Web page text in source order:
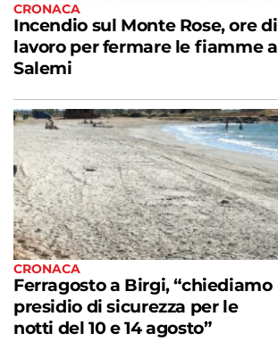
CRONACA
Incendio sul Monte Rose, ore di
lavoro per fermare le fiamme a
Salemi
CRONACA
Ferragosto a Birgi, “chiediamo
presidio di sicurezza per le
notti del 10 e 14 agosto”